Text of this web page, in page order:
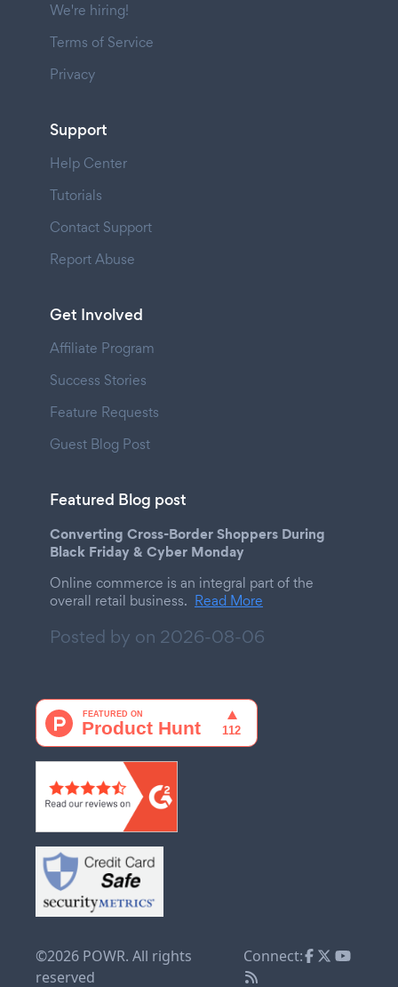
We're hiring!
Terms of Service
Privacy
Support
Help Center
Tutorials
Contact Support
Report Abuse
Get Involved
Affiliate Program
Success Stories
Feature Requests
Guest Blog Post
Featured Blog post
Converting Cross-Border Shoppers During
Black Friday & Cyber Monday
Online commerce is an integral part of the
overall retail business. Read More
Posted by on 2026-08-06
©2026 POWR. All rights
reserved
Connect: